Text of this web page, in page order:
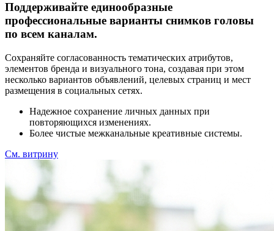
Поддерживайте единообразные
профессиональные варианты снимков головы
по всем каналам.
Сохраняйте согласованность тематических атрибутов,
элементов бренда и визуального тона, создавая при этом
несколько вариантов объявлений, целевых страниц и мест
размещения в социальных сетях.
Надежное сохранение личных данных при
повторяющихся изменениях.
Более чистые межканальные креативные системы.
См. витрину